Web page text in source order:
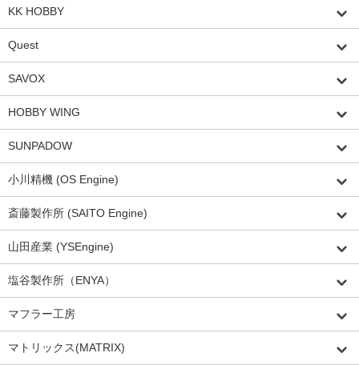
KK HOBBY
Quest
SAVOX
HOBBY WING
SUNPADOW
小川精機 (OS Engine)
斎藤製作所 (SAITO Engine)
山田産業 (YSEngine)
塩谷製作所（ENYA）
マフラー工房
マトリックス(MATRIX)